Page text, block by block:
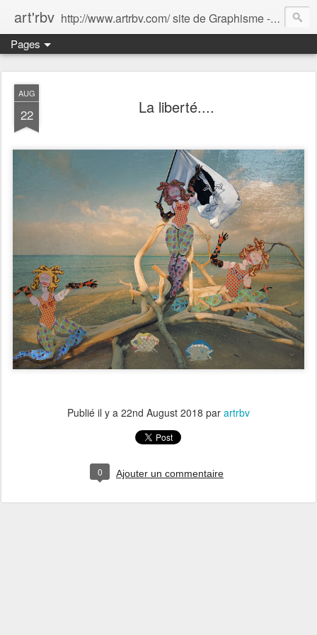
art'rbv http://www.artrbv.com/ site de Graphisme - Illustrations - Edition - Animations - Publicité
Pages
AUG
22 La liberté....
Publié il y a 22nd August 2018 par artrbv
0 Ajouter un commentaire